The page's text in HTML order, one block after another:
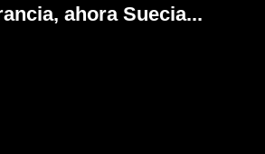
ahora Suecia...